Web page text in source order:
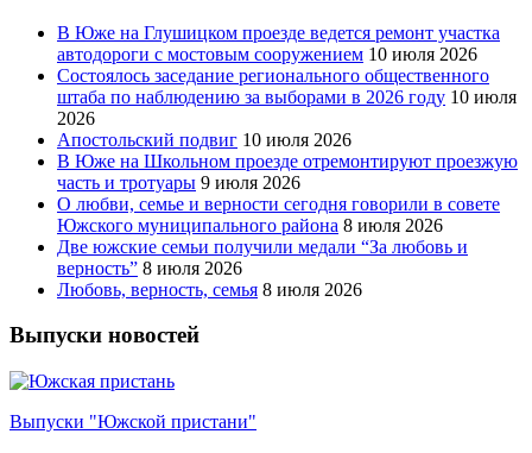
В Юже на Глушицком проезде ведется ремонт участка
автодороги с мостовым сооружением 10 июля 2026
Состоялось заседание регионального общественного
штаба по наблюдению за выборами в 2026 году 10 июля
2026
Апостольский подвиг 10 июля 2026
В Юже на Школьном проезде отремонтируют проезжую
часть и тротуары 9 июля 2026
О любви, семье и верности сегодня говорили в совете
Южского муниципального района 8 июля 2026
Две южские семьи получили медали “За любовь и
верность” 8 июля 2026
Любовь, верность, семья 8 июля 2026
Выпуски новостей
Выпуски "Южской пристани"